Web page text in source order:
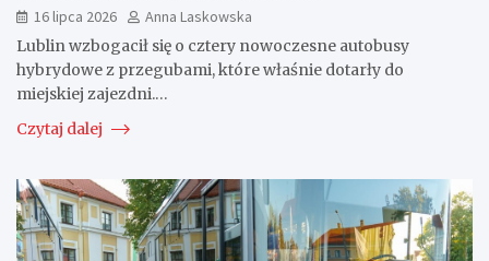
16 lipca 2026
Anna Laskowska
Lublin wzbogacił się o cztery nowoczesne autobusy
hybrydowe z przegubami, które właśnie dotarły do
miejskiej zajezdni.…
Czytaj dalej